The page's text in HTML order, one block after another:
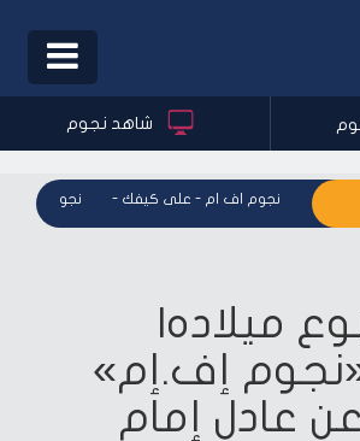
Toggle
شاهد نجوم
- نجوم اف ام - على كيفك نجوم اف ام -
ميلاده|
إف.إم»
عادل إمام